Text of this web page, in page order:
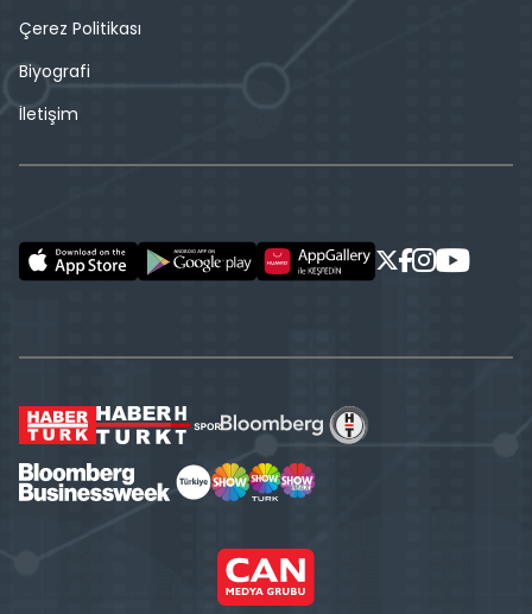
Çerez Politikası
Biyografi
İletişim